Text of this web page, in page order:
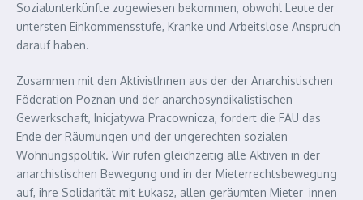
Sozialunterkünfte zugewiesen bekommen, obwohl Leute der
untersten Einkommensstufe, Kranke und Arbeitslose Anspruch
darauf haben.
Zusammen mit den AktivistInnen aus der der Anarchistischen
Föderation Poznan und der anarchosyndikalistischen
Gewerkschaft, Inicjatywa Pracownicza, fordert die FAU das
Ende der Räumungen und der ungerechten sozialen
Wohnungspolitik. Wir rufen gleichzeitig alle Aktiven in der
anarchistischen Bewegung und in der Mieterrechtsbewegung
auf, ihre Solidarität mit Łukasz, allen geräumten Mieter_innen